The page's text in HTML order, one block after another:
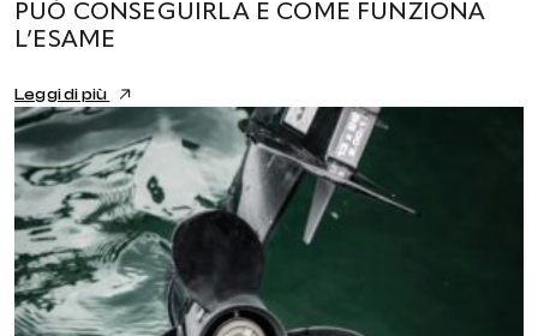
PUÒ CONSEGUIRLA E COME FUNZIONA
L’ESAME
Leggi di più